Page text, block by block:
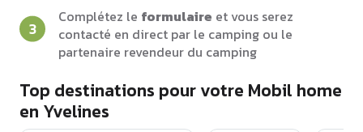
Complétez le formulaire et vous serez
contacté en direct par le camping ou le
partenaire revendeur du camping
Top destinations pour votre Mobil home
en Yvelines